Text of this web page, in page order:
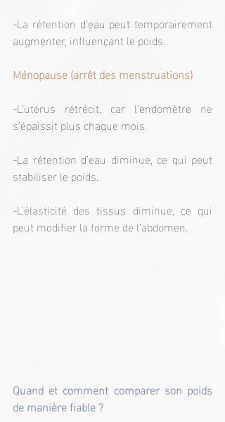
-La rétention d’eau peut temporairement
augmenter, influençant le poids.
Ménopause (arrêt des menstruations)
-L’utérus rétrécit, car l’endomètre ne
s’épaissit plus chaque mois.
-La rétention d’eau diminue, ce qui peut
stabiliser le poids.
-L’élasticité des tissus diminue, ce qui
peut modifier la forme de l’abdomen.
Quand et comment comparer son poids
de manière fiable ?